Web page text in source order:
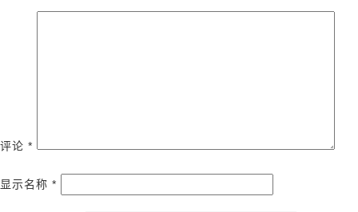
评论 *
显示名称 *